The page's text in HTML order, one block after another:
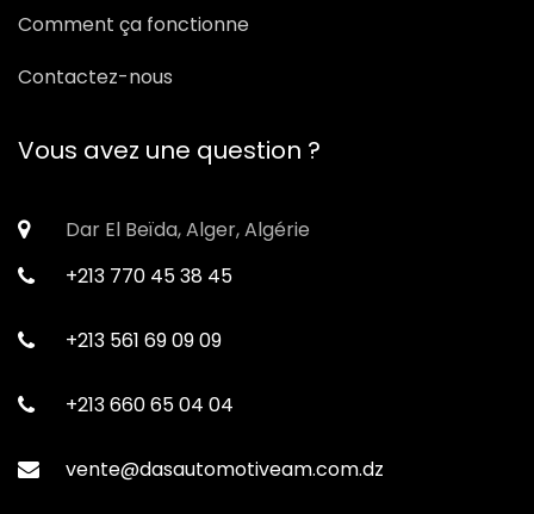
Comment ça fonctionne
Contactez-nous
Vous avez une question ?
Dar El Beïda, Alger, Algérie
+213 770 45 38 45
+213 561 69 09 09
+213 660 65 04 04
vente@dasautomotiveam.com.dz